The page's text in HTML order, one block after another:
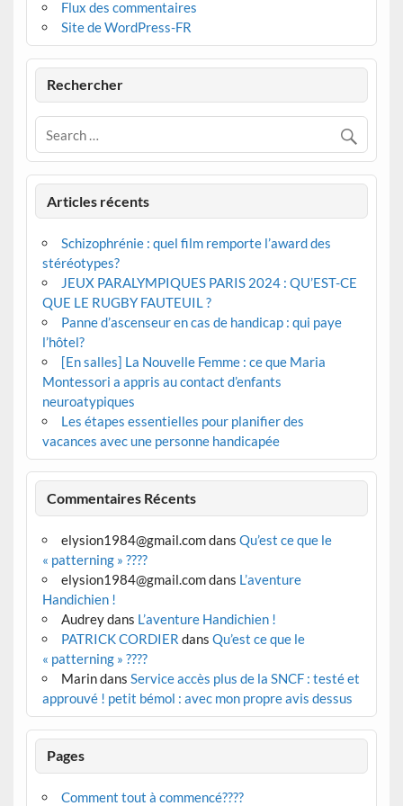
Flux des commentaires
Site de WordPress-FR
Rechercher
Articles récents
Schizophrénie : quel film remporte l’award des
stéréotypes?
JEUX PARALYMPIQUES PARIS 2024 : QU’EST-CE
QUE LE RUGBY FAUTEUIL ?
Panne d’ascenseur en cas de handicap : qui paye
l’hôtel?
[En salles] La Nouvelle Femme : ce que Maria
Montessori a appris au contact d’enfants
neuroatypiques
Les étapes essentielles pour planifier des
vacances avec une personne handicapée
Commentaires Récents
elysion1984@gmail.comdans Qu’est ce que le
« patterning » ????
elysion1984@gmail.comdans L’aventure
Handichien !
Audreydans L’aventure Handichien !
PATRICK CORDIER dans Qu’est ce que le
« patterning » ????
Marindans Service accès plus de la SNCF : testé et
approuvé ! petit bémol : avec mon propre avis dessus
Pages
Comment tout à commencé????